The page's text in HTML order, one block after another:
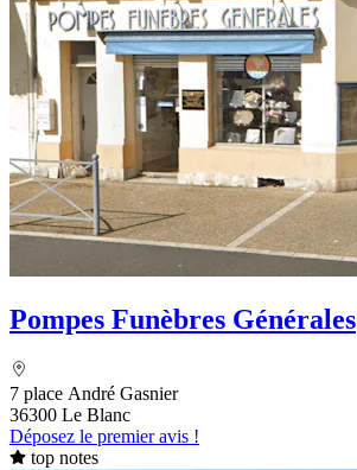
Pompes Funèbres Générales
7 place André Gasnier
36300 Le Blanc
Déposez le premier avis !
top notes